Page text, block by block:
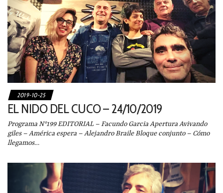
2019-10-25
EL NIDO DEL CUCO – 24/10/2019
Programa N°199 EDITORIAL – Facundo Garcia Apertura Avivando
giles – América espera – Alejandro Braile Bloque conjunto – Cómo
llegamos…